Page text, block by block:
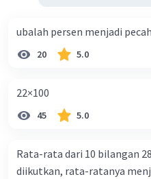
Jawaban : D
ubalah persen menjadi
20 5.0
22×100
45 5.0
Rata-rata dari 10 bilangan
diikutkan, rata-ratanya